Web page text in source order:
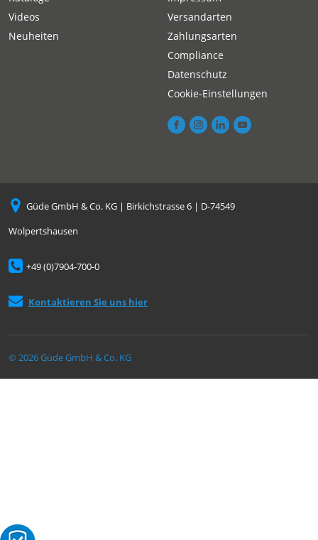
Videos
Neuheiten
Versandarten
Zahlungsarten
Compliance
Datenschutz
Cookie-Einstellungen
Güde GmbH & Co. KG | Birkichstrasse 6 | D-74549
Wolpertshausen
+49 (0)7904-700-0
Kontaktieren Sie uns hier
© 2026 Güde GmbH & Co. KG